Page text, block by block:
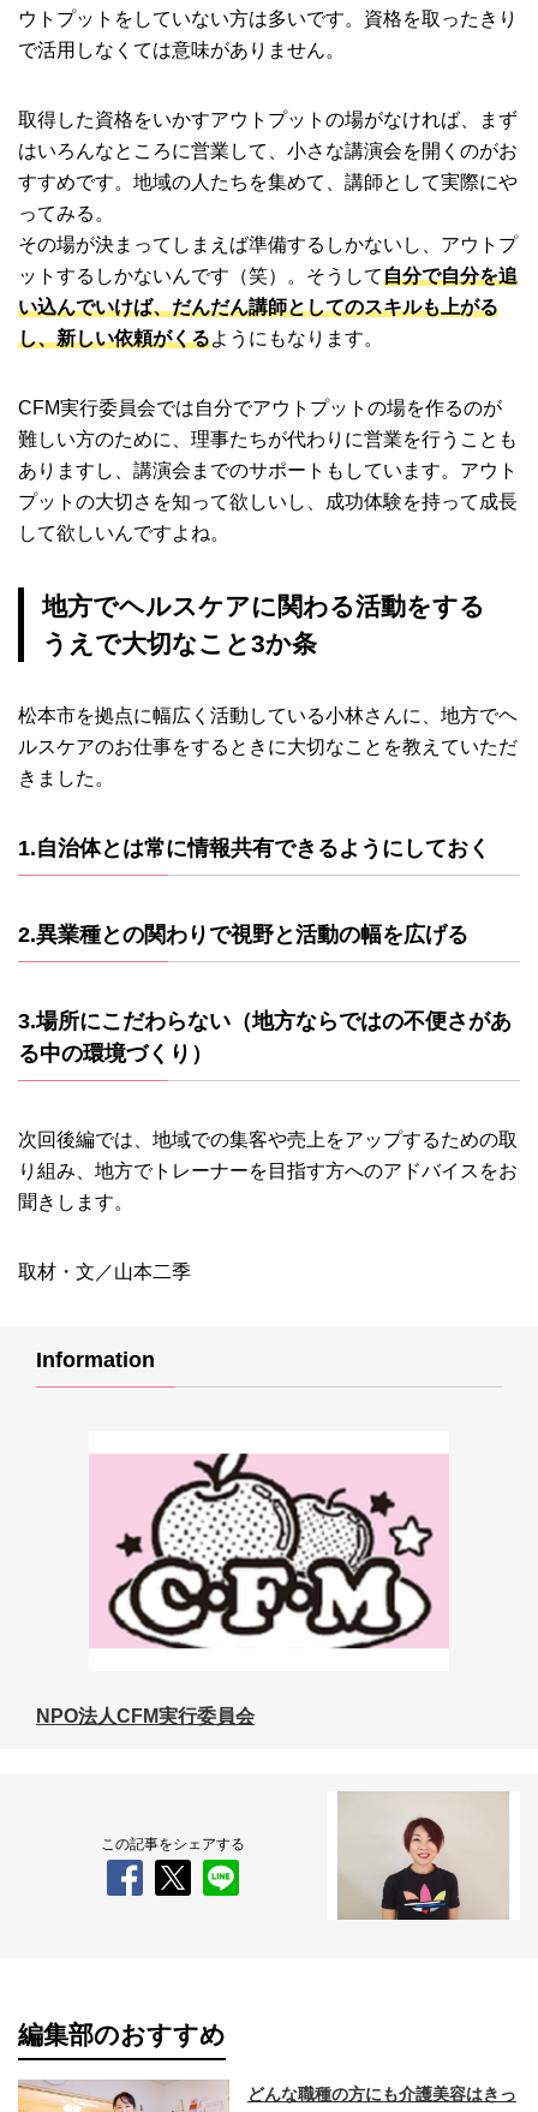
ウトプットをしていない方は多いです。資格を取ったきり
で活用しなくては意味がありません。
取得した資格をいかすアウトプットの場がなければ、まず
はいろんなところに営業して、小さな講演会を開くのがお
すすめです。地域の人たちを集めて、講師として実際にや
ってみる。
その場が決まってしまえば準備するしかないし、アウトプ
ットするしかないんです（笑）。そうして自分で自分を追
い込んでいけば、だんだん講師としてのスキルも上がる
し、新しい依頼がくるようにもなります。
CFM実行委員会では自分でアウトプットの場を作るのが
難しい方のために、理事たちが代わりに営業を行うことも
ありますし、講演会までのサポートもしています。アウト
プットの大切さを知って欲しいし、成功体験を持って成長
して欲しいんですよね。
地方でヘルスケアに関わる活動をする
うえで大切なこと3か条
松本市を拠点に幅広く活動している小林さんに、地方でヘ
ルスケアのお仕事をするときに大切なことを教えていただ
きました。
1.自治体とは常に情報共有できるようにしておく
2.異業種との関わりで視野と活動の幅を広げる
3.場所にこだわらない（地方ならではの不便さがあ
る中の環境づくり）
次回後編では、地域での集客や売上をアップするための取
り組み、地方でトレーナーを目指す方へのアドバイスをお
聞きします。
取材・文／山本二季
Information
NPO法人CFM実行委員会
この記事をシェアする
編集部のおすすめ
どんな職種の方にも介護美容はきっ